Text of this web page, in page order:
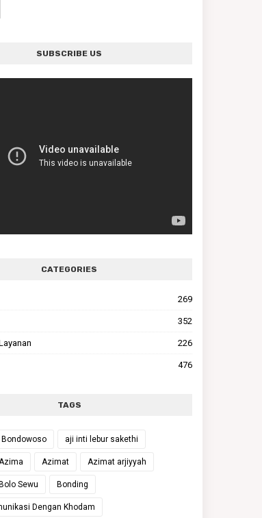
SUBSCRIBE US
CATEGORIES
269
352
226
476
TAGS
aji inti lebur sakethi
Azima Azimat Azimat arjiyyah
Sewu Bonding
Dengan Khodam